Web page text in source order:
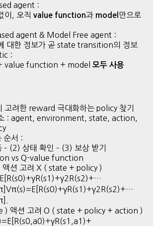
agent :
이, 오직 value function과 model 만으로
agent & Model Free agent :
대한 정보가 곧 state transition의 정보
:
value function + model 모두 사용
고려한 reward 극대화하는 policy 찾기
소 : agent, environment, state, action,
순서 :
– (2) 상태 확인 – (3) 보상 받기
vs Q-value function
션 고려 X ( state + policy )
) 액션 고려 O ( state + policy + action )